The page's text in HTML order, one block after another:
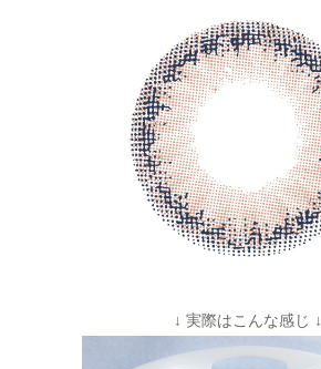
↓ 実際はこんな感じ ↓